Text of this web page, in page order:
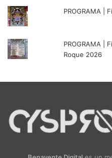
PROGRAMA |
PROGRAMA |
Roque 2026